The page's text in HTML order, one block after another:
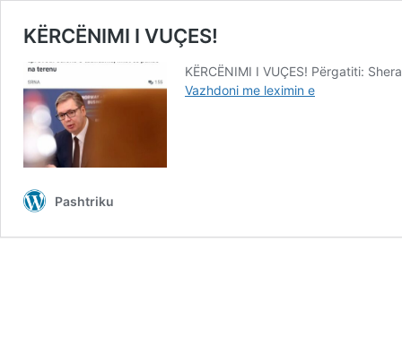
KËRCËNIMI I VUÇES!
KËRCËNIMI I VUÇES! Përgatiti:
Vazhdoni me leximin eKËRCËNIMI
Pashtriku